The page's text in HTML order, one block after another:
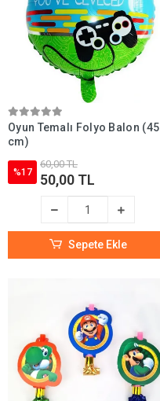
Oyun Temalı Folyo Balon (45
cm)
%17
60,00 TL
50,00 TL
Sepete Ekle